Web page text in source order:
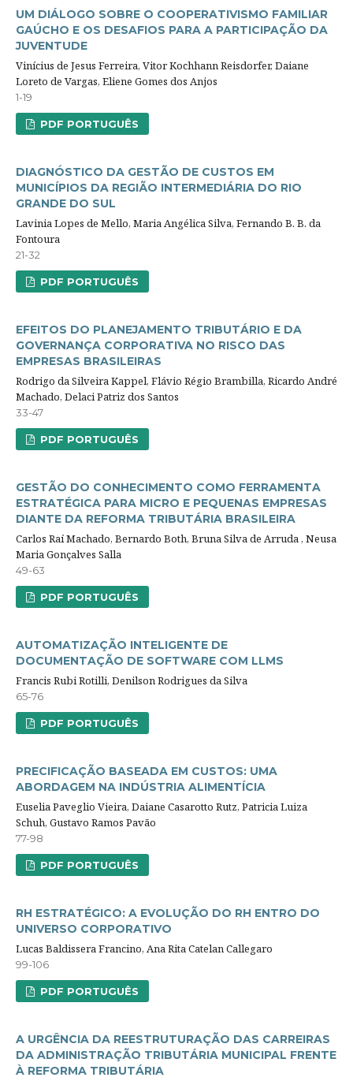
UM DIÁLOGO SOBRE O COOPERATIVISMO FAMILIAR
GAÚCHO E OS DESAFIOS PARA A PARTICIPAÇÃO DA
JUVENTUDE
Vinícius de Jesus Ferreira, Vitor Kochhann Reisdorfer, Daiane
Loreto de Vargas, Eliene Gomes dos Anjos
1-19
PDF PORTUGUÊS
DIAGNÓSTICO DA GESTÃO DE CUSTOS EM
MUNICÍPIOS DA REGIÃO INTERMEDIÁRIA DO RIO
GRANDE DO SUL
Lavinia Lopes de Mello, Maria Angélica Silva, Fernando B. B. da
Fontoura
21-32
PDF PORTUGUÊS
EFEITOS DO PLANEJAMENTO TRIBUTÁRIO E DA
GOVERNANÇA CORPORATIVA NO RISCO DAS
EMPRESAS BRASILEIRAS
Rodrigo da Silveira Kappel, Flávio Régio Brambilla, Ricardo André
Machado, Delaci Patriz dos Santos
33-47
PDF PORTUGUÊS
GESTÃO DO CONHECIMENTO COMO FERRAMENTA
ESTRATÉGICA PARA MICRO E PEQUENAS EMPRESAS
DIANTE DA REFORMA TRIBUTÁRIA BRASILEIRA
Carlos Raí Machado, Bernardo Both, Bruna Silva de Arruda , Neusa
Maria Gonçalves Salla
49-63
PDF PORTUGUÊS
AUTOMATIZAÇÃO INTELIGENTE DE
DOCUMENTAÇÃO DE SOFTWARE COM LLMS
Francis Rubi Rotilli, Denilson Rodrigues da Silva
65-76
PDF PORTUGUÊS
PRECIFICAÇÃO BASEADA EM CUSTOS: UMA
ABORDAGEM NA INDÚSTRIA ALIMENTÍCIA
Euselia Paveglio Vieira, Daiane Casarotto Rutz, Patricia Luiza
Schuh, Gustavo Ramos Pavão
77-98
PDF PORTUGUÊS
RH ESTRATÉGICO: A EVOLUÇÃO DO RH ENTRO DO
UNIVERSO CORPORATIVO
Lucas Baldissera Francino, Ana Rita Catelan Callegaro
99-106
PDF PORTUGUÊS
A URGÊNCIA DA REESTRUTURAÇÃO DAS CARREIRAS
DA ADMINISTRAÇÃO TRIBUTÁRIA MUNICIPAL FRENTE
À REFORMA TRIBUTÁRIA